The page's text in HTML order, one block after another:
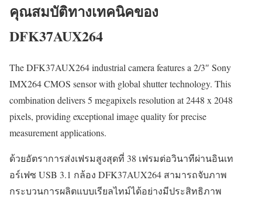
คุณสมบัติทางเทคนิคของ
DFK37AUX264
The DFK37AUX264 industrial camera features a 2/3″ Sony
IMX264 CMOS sensor with global shutter technology. This
combination delivers 5 megapixels resolution at 2448 x 2048
pixels, providing exceptional image quality for precise
measurement applications.
ด้วยอัตราการส่งเฟรมสูงสุดที่ 38 เฟรมต่อวินาทีผ่านอินเท
อร์เฟซ USB 3.1 กล้อง DFK37AUX264 สามารถจับภาพ
กระบวนการผลิตแบบเรียลไทม์ได้อย่างมีประสิทธิภาพ